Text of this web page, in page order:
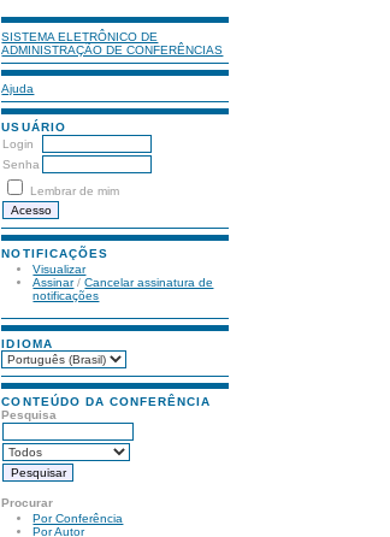
SISTEMA ELETRÔNICO DE
ADMINISTRAÇÃO DE CONFERÊNCIAS
Ajuda
USUÁRIO
Login
Senha
Lembrar de mim
NOTIFICAÇÕES
Visualizar
Assinar/Cancelar assinatura de
notificações
IDIOMA
CONTEÚDO DA CONFERÊNCIA
Pesquisa
Procurar
Por Conferência
Por Autor